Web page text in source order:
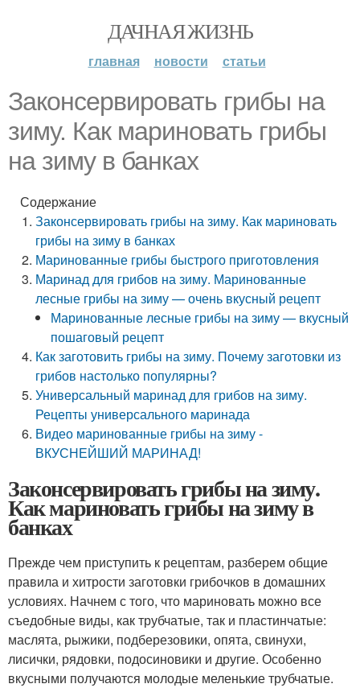
ДАЧНАЯ ЖИЗНЬ
главная новости статьи
Законсервировать грибы на
зиму. Как мариновать грибы
на зиму в банках
Содержание
Законсервировать грибы на зиму. Как мариновать
грибы на зиму в банках
Маринованные грибы быстрого приготовления
Маринад для грибов на зиму. Маринованные
лесные грибы на зиму — очень вкусный рецепт
Маринованные лесные грибы на зиму — вкусный
пошаговый рецепт
Как заготовить грибы на зиму. Почему заготовки из
грибов настолько популярны?
Универсальный маринад для грибов на зиму.
Рецепты универсального маринада
Видео маринованные грибы на зиму -
ВКУСНЕЙШИЙ МАРИНАД!
Законсервировать грибы на зиму.
Как мариновать грибы на зиму в
банках
Прежде чем приступить к рецептам, разберем общие
правила и хитрости заготовки грибочков в домашних
условиях. Начнем с того, что мариновать можно все
съедобные виды, как трубчатые, так и пластинчатые:
маслята, рыжики, подберезовики, опята, свинухи,
лисички, рядовки, подосиновики и другие. Особенно
вкусными получаются молодые меленькие трубчатые.